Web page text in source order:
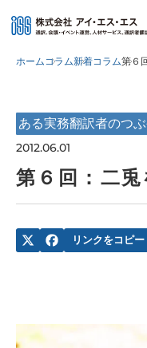
ホームコラム新着コラム第６
ある実務翻訳者のつぶ
2012.06.01
第６回：二
リンクをコピー